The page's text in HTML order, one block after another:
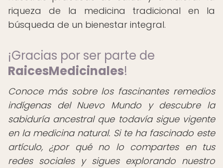
riqueza de la medicina tradicional en la
búsqueda de un bienestar integral.
¡Gracias por ser parte de
RaicesMedicinales!
Conoce más sobre los fascinantes remedios
indígenas del Nuevo Mundo y descubre la
sabiduría ancestral que todavía sigue vigente
en la medicina natural. Si te ha fascinado este
artículo, ¿por qué no lo compartes en tus
redes sociales y sigues explorando nuestro